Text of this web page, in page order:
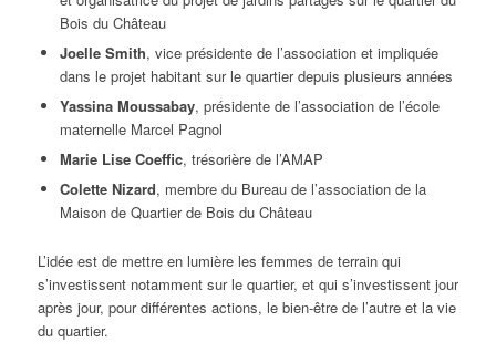
Bois du Château
Joelle Smith, vice présidente de l’association et impliquée
dans le projet habitant sur le quartier depuis plusieurs années
Yassina Moussabay, présidente de l’association de l’école
maternelle Marcel Pagnol
Marie Lise Coeffic, trésorière de l’AMAP
Colette Nizard, membre du Bureau de l’association de la
Maison de Quartier de Bois du Château
L’idée est de mettre en lumière les femmes de terrain qui
s’investissent notamment sur le quartier, et qui s’investissent jour
après jour, pour différentes actions, le bien-être de l’autre et la vie
du quartier.